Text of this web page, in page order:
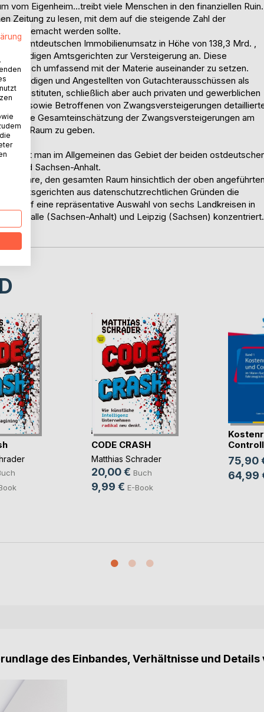
vom Eigenheim...treibt viele Menschen in den finanziellen Ruin.
Zeitung zu lesen, mit dem auf die steigende Zahl der
gemacht werden sollte.
Immobilienumsatz in Höhe von 138,3 Mrd. ,
Amtsgerichten zur Versteigerung an. Diese
sich umfassend mit der Materie auseinander zu setzen.
und Angestellten von Gutachterausschüssen als
schließlich aber auch privaten und gewerblichen
sowie Betroffenen von Zwangsversteigerungen
Gesamteinschätzung der Zwangsversteigerungen am
Raum zu geben.
man im Allgemeinen das Gebiet der beiden
Sachsen-Anhalt.
wäre, den gesamten Raum hinsichtlich der oben angeführten
Amtsgerichten aus datenschutzrechtlichen Gründen die
auf eine repräsentative Auswahl von sechs Landkreisen in
Halle (Sachsen-Anhalt) und Leipzig (Sachsen) konzentriert.
CODE CRASH
Matthias Schrader
20,00 € Buch
9,99 € E-Book
75,90
64,99
des Einbandes, Verhältnisse und